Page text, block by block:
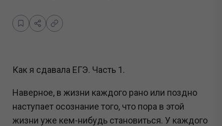
Как я сдавала ЕГЭ. Часть 1.
Наверное, в жизни каждого рано или поздно
наступает осознание того, что пора в этой
жизни уже кем-нибудь становиться. У каждого